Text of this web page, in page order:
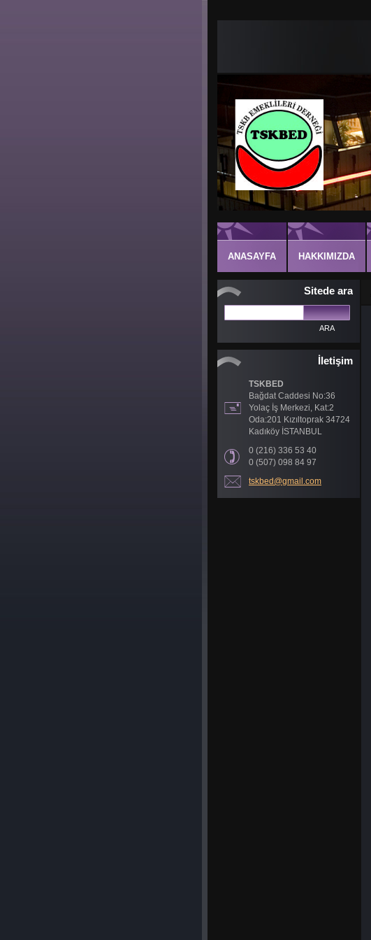
Sitede ara
İletişim
TSKBED
Bağdat Caddesi No:36
Yolaç İş Merkezi, Kat:2
Oda:201 Kızıltoprak 34724
Kadıköy İSTANBUL
0 (216) 336 53 40
0 (507) 098 84 97
tskbed@gmail.com
ANASAYFA HAKKIMIZDA